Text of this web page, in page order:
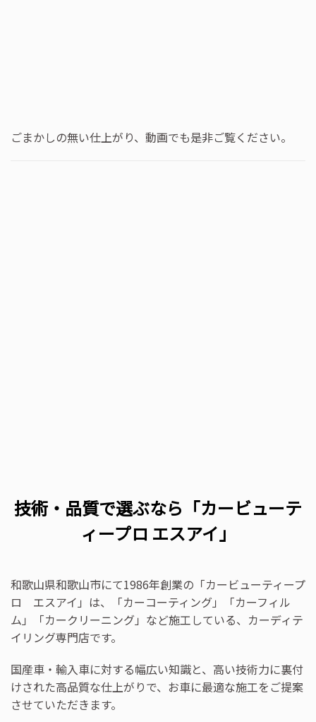
ごまかしの無い仕上がり、動画でも是非ご覧ください。
技術・品質で選ぶなら「カービューテ
ィープロ エスアイ」
和歌山県和歌山市にて1986年創業の「カービューティープ
ロ エスアイ」は、「カーコーティング」「カーフィル
ム」「カークリーニング」など施工している、カーディテ
イリング専門店です。
国産車・輸入車に対する幅広い知識と、高い技術力に裏付
けされた高品質な仕上がりで、お車に最適な施工をご提案
させていただきます。